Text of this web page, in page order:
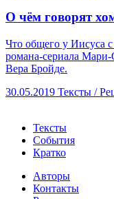
​О чём говорят
Что общего у Иисуса
романа-сериала
Вера Бройде.
30.05.2019 Тексты /
Тексты
События
Кратко
Авторы
Контакты